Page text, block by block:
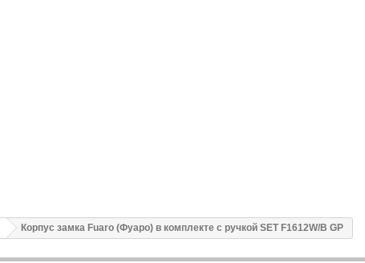
Корпус замка Fuaro (Фуаро) в комплекте с ручкой SET F1612W/B GP